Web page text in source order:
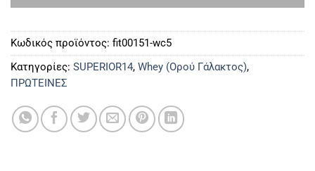
Κωδικός προϊόντος: fit00151-wc5
Κατηγορίες: SUPERIOR14, Whey (Ορού Γάλακτος),
ΠΡΩΤΕΙΝΕΣ